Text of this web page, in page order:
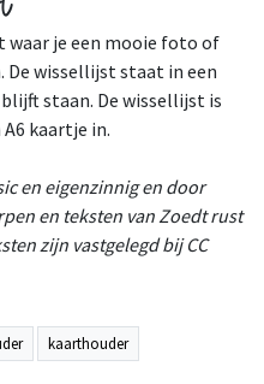
je een mooie foto of
wissellijst staat in een
staan. De wissellijst is
kaartje in.
en eigenzinnig en door
en teksten van Zoedt rust
zijn vastgelegd bij CC
kaarthouder